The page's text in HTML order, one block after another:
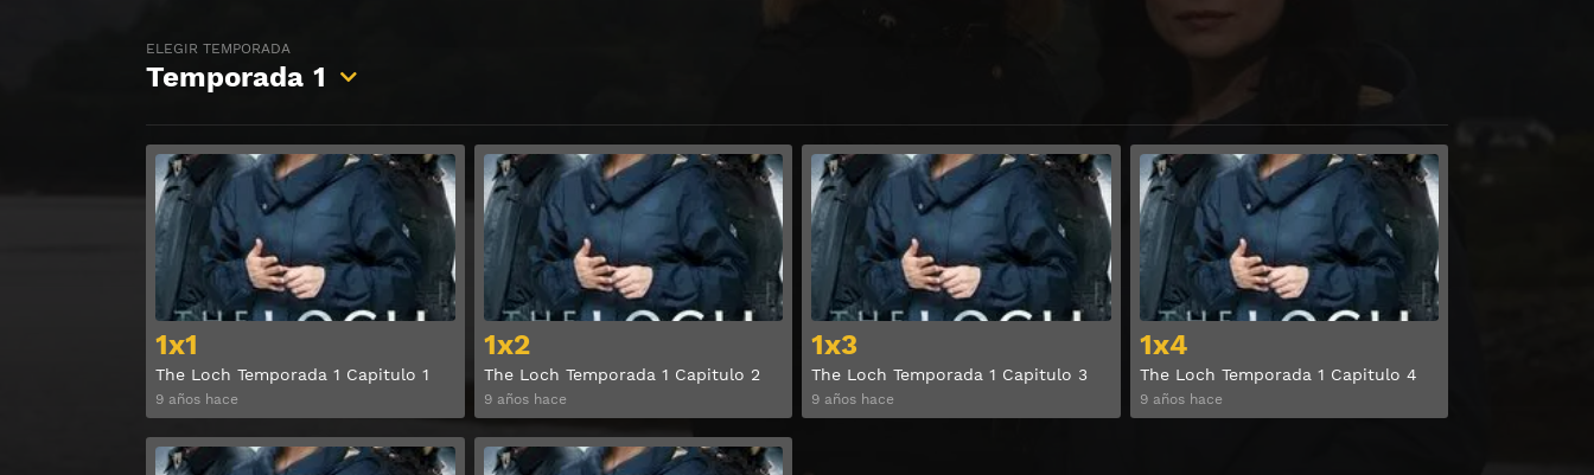
ELEGIR TEMPORADA
Temporada 1
1x1
The Loch Temporada 1 Capitulo 1
9 años hace
Ver
1x2
The Loch Temporada 1 Capitulo 2
9 años hace
Ver
1x3
The Loch Temporada 1 Capitulo 3
9 años hace
Ver
1x4
The Loch Temporada 1 Capitulo 4
9 años hace
Ver